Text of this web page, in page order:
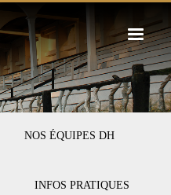
NOS ÉQUIPES DH
INFOS PRATIQUES